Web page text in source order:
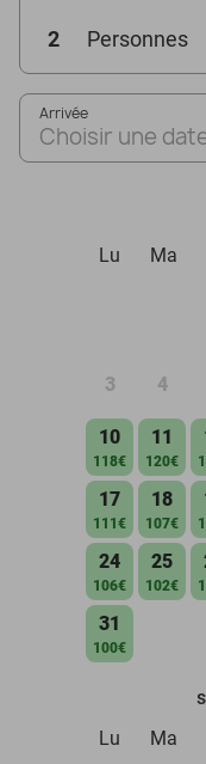
2 Personnes
Arrivée
Choisir une
Lu
Ma
3 4
10
118€
11
120€
17
111€
18
107€
24
106€
25
102€
31
100€
Lu
Ma